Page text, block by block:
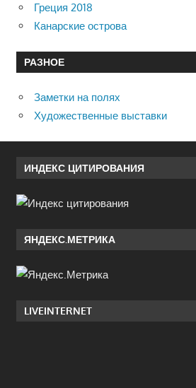
Греция 2018
Канарские острова
РАЗНОЕ
Заметки на полях
Художественные выставки
ИНДЕКС ЦИТИРОВАНИЯ
ЯНДЕКС.МЕТРИКА
LIVEINTERNET